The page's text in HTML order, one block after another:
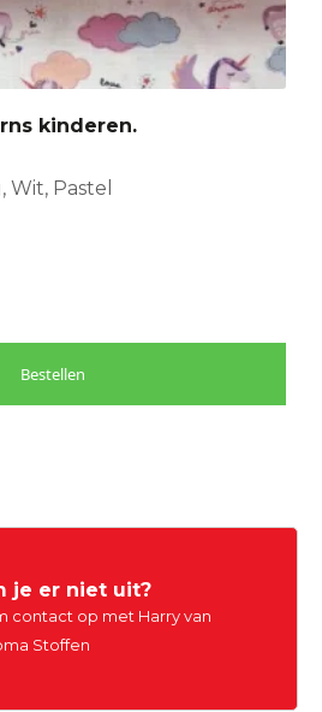
kinderen.
Pastel
Bestellen
je er niet uit?
contact op met Harry van
Stoffen